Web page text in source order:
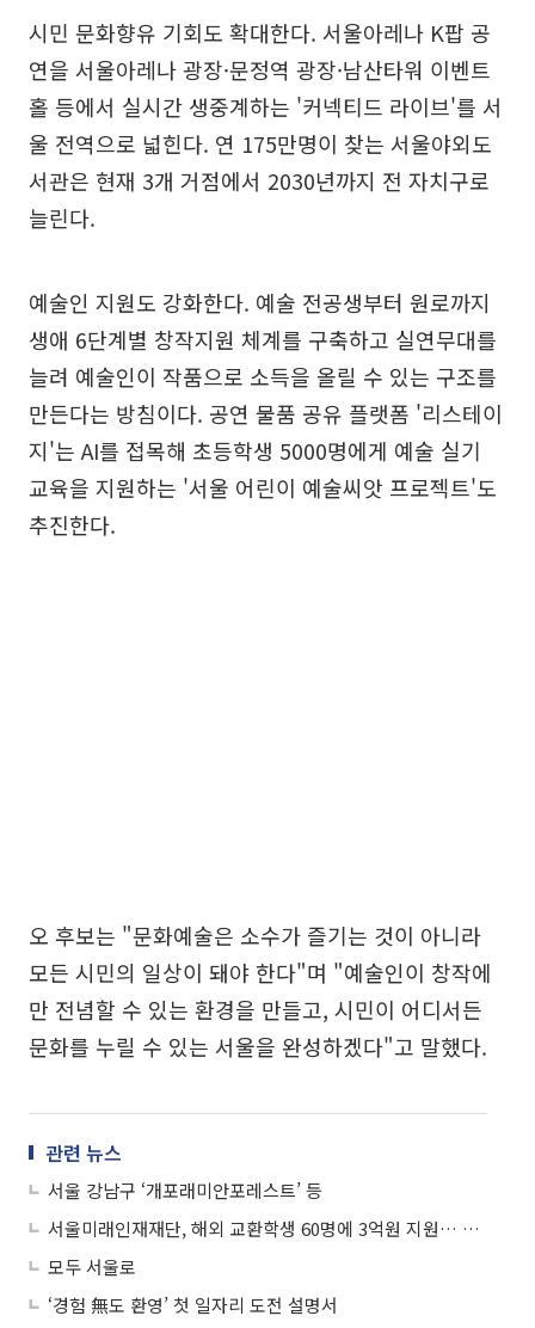
시민 문화향유 기회도 확대한다. 서울아레나 K팝 공
연을 서울아레나 광장·문정역 광장·남산타워 이벤트
홀 등에서 실시간 생중계하는 '커넥티드 라이브'를 서
울 전역으로 넓힌다. 연 175만명이 찾는 서울야외도
서관은 현재 3개 거점에서 2030년까지 전 자치구로
늘린다.
예술인 지원도 강화한다. 예술 전공생부터 원로까지
생애 6단계별 창작지원 체계를 구축하고 실연무대를
늘려 예술인이 작품으로 소득을 올릴 수 있는 구조를
만든다는 방침이다. 공연 물품 공유 플랫폼 '리스테이
지'는 AI를 접목해 초등학생 5000명에게 예술 실기
교육을 지원하는 '서울 어린이 예술씨앗 프로젝트'도
추진한다.
오 후보는 "문화예술은 소수가 즐기는 것이 아니라
모든 시민의 일상이 돼야 한다"며 "예술인이 창작에
만 전념할 수 있는 환경을 만들고, 시민이 어디서든
문화를 누릴 수 있는 서울을 완성하겠다"고 말했다.
관련 뉴스
서울 강남구 ‘개포래미안포레스트’ 등
서울미래인재재단, 해외 교환학생 60명에 3억원 지원… 18일부터 모집
모두 서울로
‘경험 無도 환영’ 첫 일자리 도전 설명서